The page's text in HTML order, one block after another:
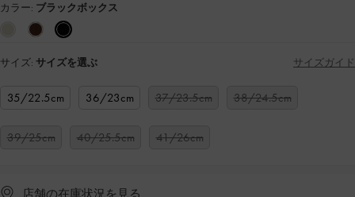
カラー: ブラックボックス
サイズ: サイズを選ぶ サイズガイド
35/22.5cm 36/23cm 37/23.5cm 38/24.5cm
39/25cm 40/25.5cm 41/26cm
店舗の在庫状況を見る